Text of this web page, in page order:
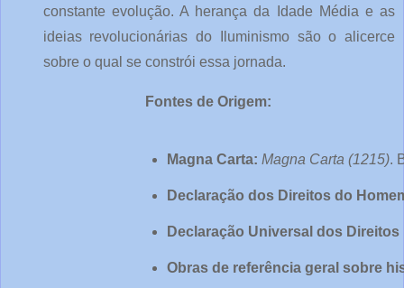
constante evolução. A herança da Idade Média e as
ideias revolucionárias do Iluminismo são o alicerce
sobre o qual se constrói essa jornada.
Fontes de Origem:
Magna Carta: Magna Carta (1215).
Declaração dos Direitos do
Declaração Universal dos
Obras de referência geral sobre